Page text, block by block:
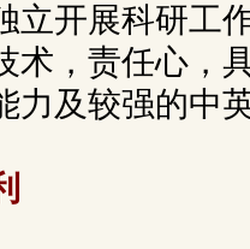
立开展科研工
术，责任心，
力及较强的中